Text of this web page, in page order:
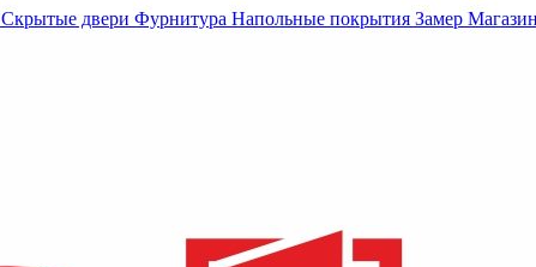
Скрытые двери Фурнитура Напольные покрытия Замер